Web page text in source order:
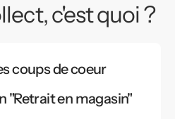
c'est quoi ?
coups de coeur
"Retrait en magasin"